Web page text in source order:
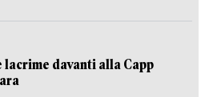
lacrime davanti alla Capp